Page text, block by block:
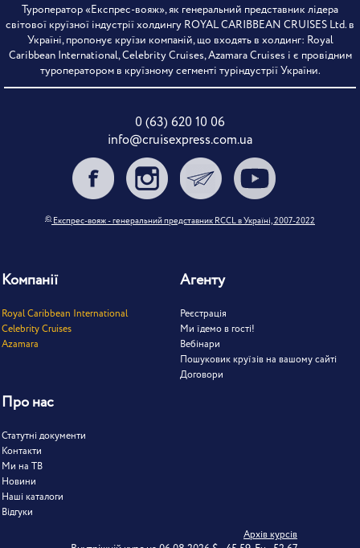
Туроператор «Експрес-вояж», як генеральний представник лідера
світової круїзної індустрії холдингу ROYAL CARIBBEAN CRUISES Ltd. в
Україні, пропонує круїзи компаній, що входять в холдинг: Royal
Caribbean International, Celebrity Cruises, Azamara Cruises і є провідним
туроператором в круїзному сегменті туріндустрії України.
0 (63) 620 10 06
info@cruisexpress.com.ua
© Експрес-вояж - генеральний представник RCCL в Україні, 2007-2022
Компанії
Royal Caribbean International
Celebrity Cruises
Azamara
Агенту
Реєстрація
Ми їдемо в гості!
Вебінари
Пошуковик круїзів на вашому сайті
Договори
Про нас
Статутні документи
Контакти
Ми на ТВ
Новини
Наші каталоги
Відгуки
Архів курсів